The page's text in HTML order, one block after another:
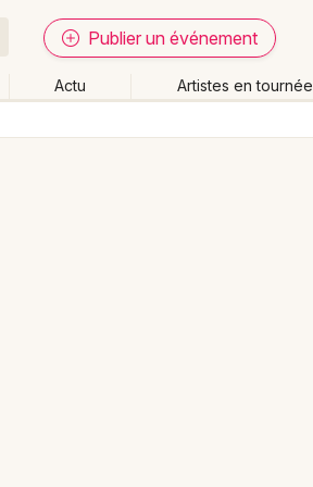
Publier un événement
Actu Artistes en tournée